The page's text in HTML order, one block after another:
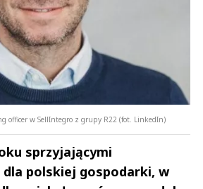
officer w SellIntegro z grupy R22 (fot. LinkedIn)
sprzyjającymi
dla polskiej gospodarki, w